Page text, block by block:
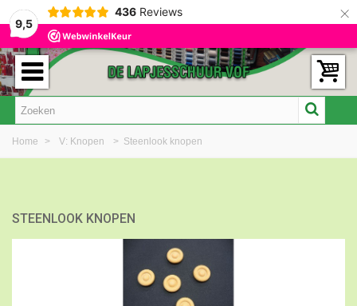
9,5
436 Reviews ×
Home > V: Knopen > Steenlook knopen
STEENLOOK KNOPEN